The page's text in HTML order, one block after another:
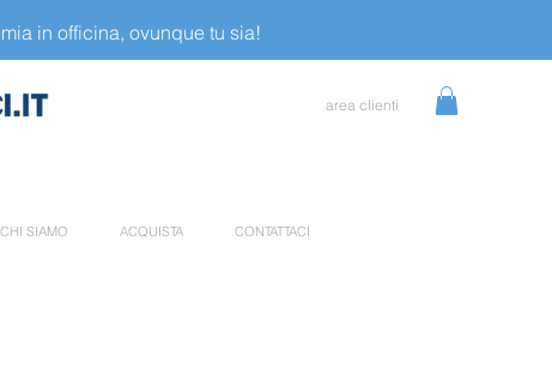
in officina, ovunque tu sia!
area clienti
CHI SIAMO ACQUISTA CONTATTACI